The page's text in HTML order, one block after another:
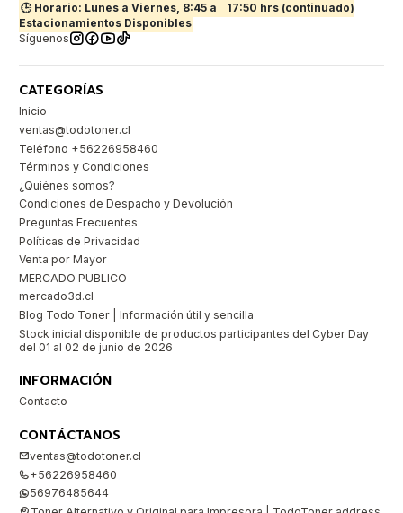
🕒 Horario: Lunes a Viernes, 8:45 a
17:50 hrs (continuado)
Estacionamientos Disponibles
Síguenos
CATEGORÍAS
Inicio
ventas@todotoner.cl
Teléfono +56226958460
Términos y Condiciones
¿Quiénes somos?
Condiciones de Despacho y Devolución
Preguntas Frecuentes
Políticas de Privacidad
Venta por Mayor
MERCADO PUBLICO
mercado3d.cl
Blog Todo Toner | Información útil y sencilla
Stock inicial disponible de productos participantes del Cyber Day
del 01 al 02 de junio de 2026
INFORMACIÓN
Contacto
CONTÁCTANOS
ventas@todotoner.cl
+56226958460
56976485644